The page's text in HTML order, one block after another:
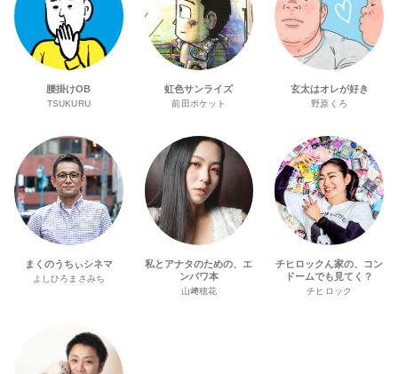
腰掛けOB
TSUKURU
虹色サンライズ
前田ポケット
玄太はオレが好き
野原くろ
まくのうちぃシネマ
よしひろまさみち
私とアナタのための、エ
ンパワ本
山﨑穂花
チヒロックん家の、コン
ドームでも見てく？
チヒロック